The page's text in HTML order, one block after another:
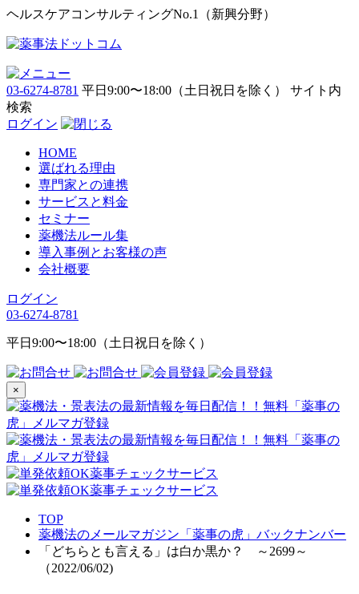
ヘルスケアコンサルティングNo.1（新興分野）
03-6274-8781 平日9:00〜18:00（土日祝日を除く）
サイト内
検索
ログイン
HOME
選ばれる理由
専門家との連携
サービスと料金
セミナー
薬機法ルール集
導入事例とお客様の声
会社概要
ログイン
03-6274-8781
平日9:00〜18:00（土日祝日を除く）
×
TOP
薬機法のメールマガジン「薬事の虎」バックナンバー
「どちらとも言える」は白か黒か？ ～2699～
（2022/06/02)